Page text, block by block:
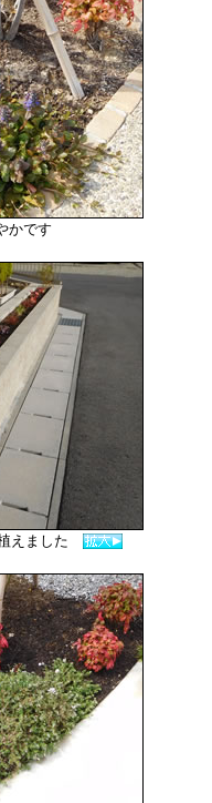
かです
えました